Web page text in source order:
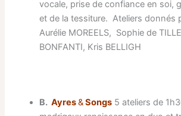
vocale, prise de confiance en soi,
et de la tessiture. Ateliers donnés
Aurélie MOREELS, Sophie de
BONFANTI, Kris BELLIGH
B.Ayres&Songs 5 ateliers de